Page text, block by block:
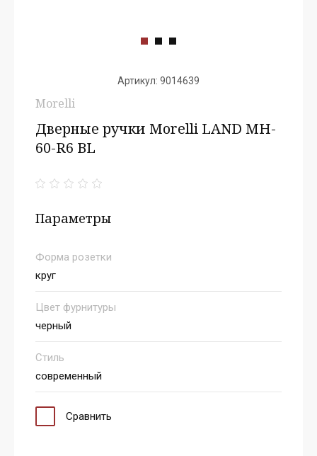
Артикул: 9014639
Morelli
Дверные ручки Morelli LAND MH-
60-R6 BL
Параметры
Форма розетки
круг
Цвет фурнитуры
черный
Стиль
современный
Сравнить